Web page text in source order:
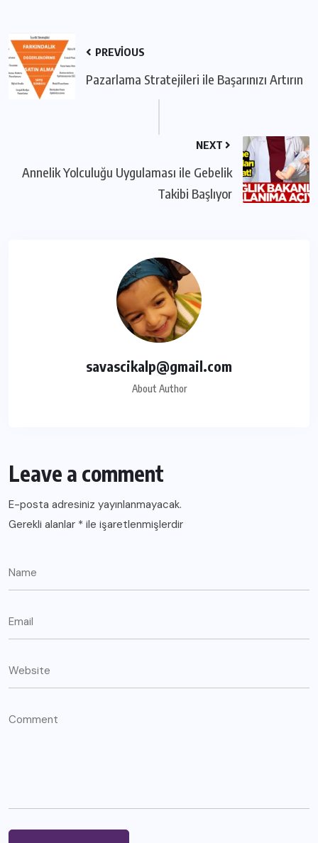
PREVIOUS
Pazarlama Stratejileri ile Başarınızı Artırın
NEXT
Annelik Yolculuğu Uygulaması ile Gebelik
Takibi Başlıyor
savascikalp@gmail.com
About Author
Leave a comment
E-posta adresiniz yayınlanmayacak.
Gerekli alanlar * ile işaretlenmişlerdir